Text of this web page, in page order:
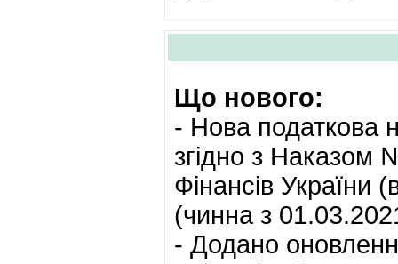
Що нового:
- Нова податкова
згідно з Наказом
Фінансів України
(чинна з
- Додано